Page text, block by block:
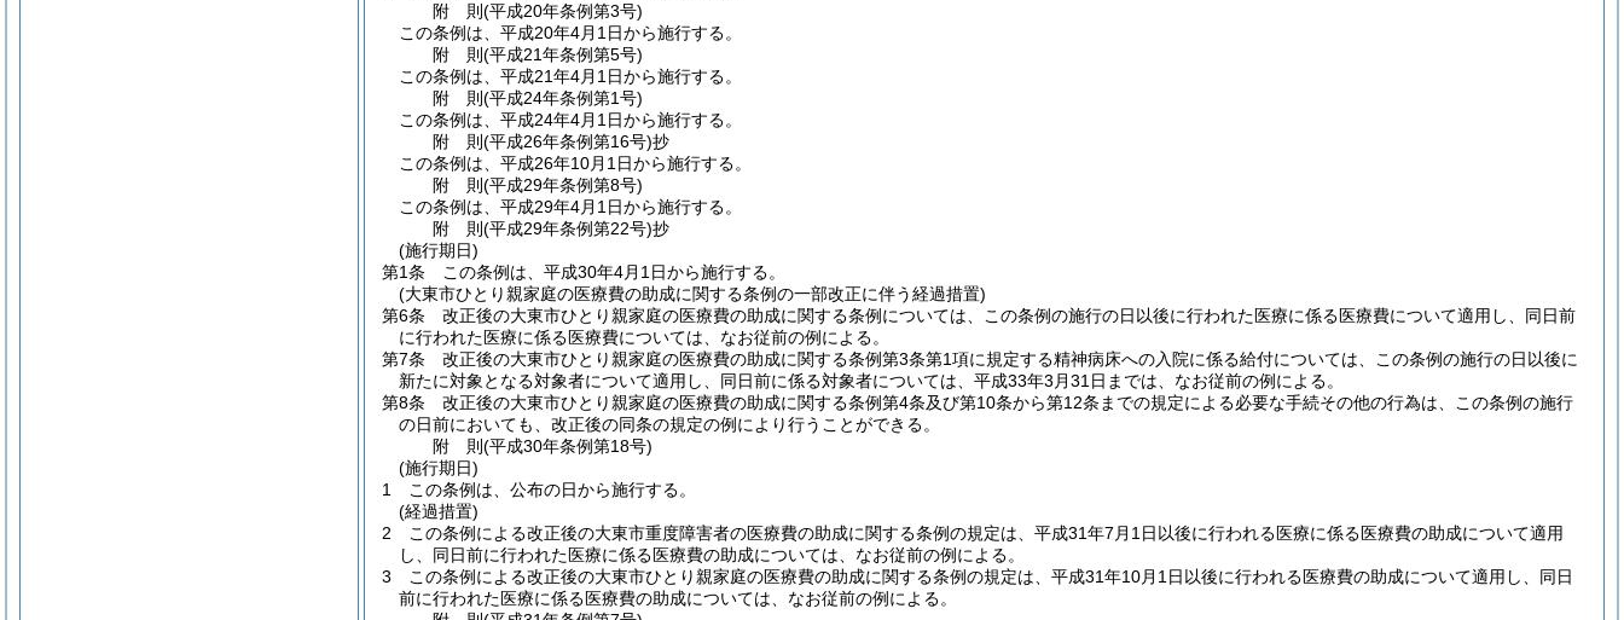
附 則(平成20年条例第3号)
この条例は、平成20年4月1日から施行する。
附 則(平成21年条例第5号)
この条例は、平成21年4月1日から施行する。
附 則(平成24年条例第1号)
この条例は、平成24年4月1日から施行する。
附 則(平成26年条例第16号)抄
この条例は、平成26年10月1日から施行する。
附 則(平成29年条例第8号)
この条例は、平成29年4月1日から施行する。
附 則(平成29年条例第22号)抄
(施行期日)
第1条
この条例は、平成30年4月1日から施行する。
(大東市ひとり親家庭の医療費の助成に関する条例の一部改正に伴う経過措置)
第6条
改正後の大東市ひとり親家庭の医療費の助成に関する条例については、この条例の施行の日以後に行われた医療に係る医療費について適用し、同日前
に行われた医療に係る医療費については、なお従前の例による。
第7条
改正後の大東市ひとり親家庭の医療費の助成に関する条例第3条第1項に規定する精神病床への入院に係る給付については、この条例の施行の日以後に
新たに対象となる対象者について適用し、同日前に係る対象者については、平成33年3月31日までは、なお従前の例による。
第8条
改正後の大東市ひとり親家庭の医療費の助成に関する条例第4条及び第10条から第12条までの規定による必要な手続その他の行為は、この条例の施行
の日前においても、改正後の同条の規定の例により行うことができる。
附 則(平成30年条例第18号)
(施行期日)
1
この条例は、公布の日から施行する。
(経過措置)
2
この条例による改正後の大東市重度障害者の医療費の助成に関する条例の規定は、平成31年7月1日以後に行われる医療に係る医療費の助成について適用
し、同日前に行われた医療に係る医療費の助成については、なお従前の例による。
3
この条例による改正後の大東市ひとり親家庭の医療費の助成に関する条例の規定は、平成31年10月1日以後に行われる医療費の助成について適用し、同日
前に行われた医療に係る医療費の助成については、なお従前の例による。